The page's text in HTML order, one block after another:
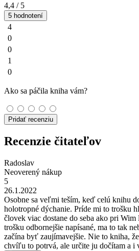
4,4 / 5
5 hodnotení
4
0
0
1
0
Ako sa páčila kniha vám?
Pridať recenziu
Recenzie čitateľov
Radoslav
Neoverený nákup
5
26.1.2022
Osobne sa veľmi teším, keď celú knihu
holotropné dýchanie. Príde mi to trošku
človek viac dostane do seba ako pri
trošku odbornejšie napísané, ma to tak
začína byť zaujímavejšie. Nie to kniha,
chvíľu to potrvá, ale určite ju dočítam a i